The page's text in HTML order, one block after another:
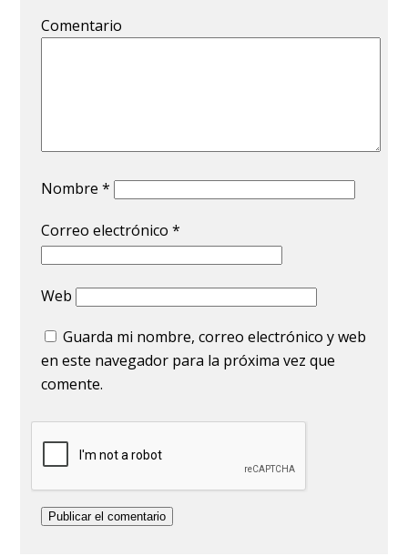
Comentario
Nombre*
Correo electrónico*
Web
Guarda mi nombre, correo electrónico y web
en este navegador para la próxima vez que
comente.